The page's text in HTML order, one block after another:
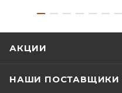
АКЦИИ
НАШИ ПОСТАВЩИКИ